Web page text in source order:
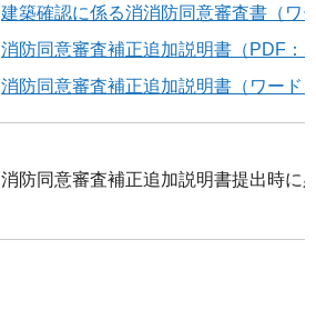
建築確認に係る消消防同意審査書（ワ
消防同意審査補正追加説明書（PDF：
消防同意審査補正追加説明書（ワード
消防同意審査補正追加説明書提出時に